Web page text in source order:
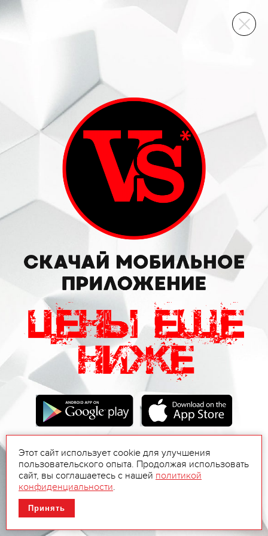
ВИННЫЙ СКЛАД
Этот сайт использует cookie для улучшения
пользовательского опыта. Продолжая использовать
сайт, вы соглашаетесь с нашей политикой
конфиденциальности.
Принять